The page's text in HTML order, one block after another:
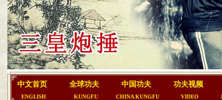
中文首页
ENGLISH
全球功夫
KUNGFU
中国功夫
CHINA KUNGFU
功夫视频
VIDEO